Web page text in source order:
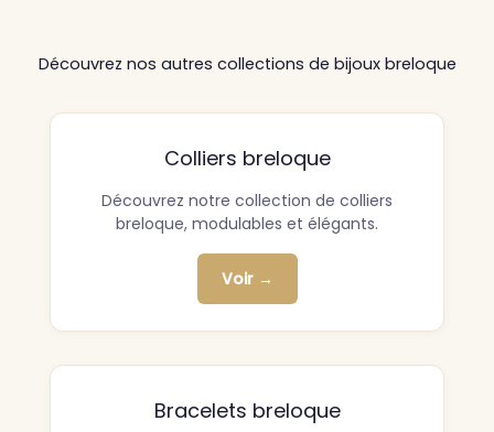
Découvrez nos autres collections de bijoux breloque
Colliers breloque
Découvrez notre collection de colliers
breloque, modulables et élégants.
Voir →
Bracelets breloque